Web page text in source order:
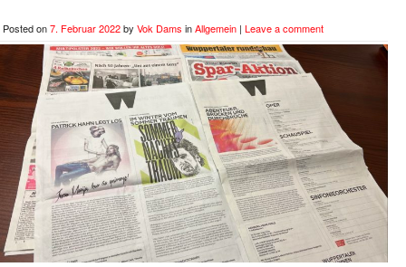
Posted on7. Februar 2022by Vok Dams inAllgemein | Leave a comment